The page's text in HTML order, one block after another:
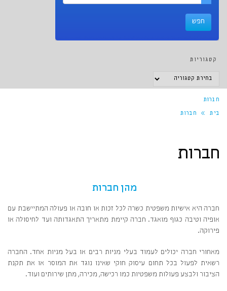
קטגוריות
קטגוריות
חברות
בית » חברות
חברות
מהן חברות
חברה היא אישיות משפטית כשרה לכל זכות או חובה או פעולה המתיישבת עם
אופיה וטיבה כגוף מואגד. חברה קיימת מתאריך התאגדותה ועד לחיסולה או
פירוקה.
מאחורי חברה יכולים לעמוד בעלי מניות רבים או בעל מניות אחד. החברה
רשאית לפעול בכל תחום עיסוק חוקי שאינו נוגד את המוסר או את תקנת
הציבור ולבצע פעולות משפטיות כמו רכישה, מכירה, מתן שירותים ועוד.